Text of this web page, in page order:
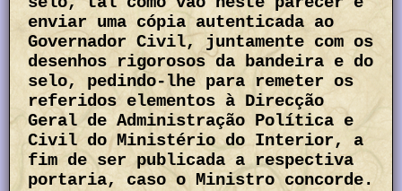
enviar uma cópia autenticada ao
Governador Civil, juntamente com os
desenhos rigorosos da bandeira e do
selo, pedindo-lhe para remeter os
referidos elementos à Direcção
Geral de Administração Política e
Civil do Ministério do Interior, a
fim de ser publicada a respectiva
portaria, caso o Ministro concorde.